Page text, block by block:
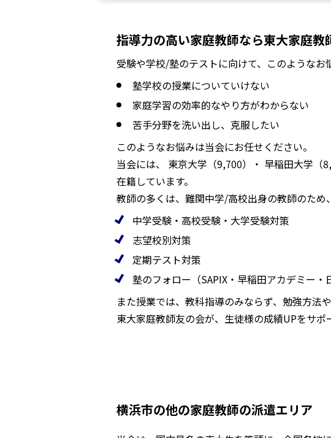
指導力の高い家庭教師なら東大家庭教
受験や学校/塾のテストに向けて、このようなお
塾学校の授業についていけない
家庭学習の効率的なやり方がわからない
苦手分野を洗い出し、克服したい
このようなお悩みは当会にお任せください。
当会には、 東京大学（9,700）・ 早稲田大学（
在籍しています。
教師の多くは、難関中学/高校出身の教師のため
中学受験・高校受験・大学受験対策
志望校別対策
定期テスト対策
塾のフォロー（SAPIX・早稲田アカデミー・
また授業では、教科指導のみならず、勉強方法
東大家庭教師友の会が、生徒様の成績UPをサポ
横浜市の他の家庭教師の派遣エリア